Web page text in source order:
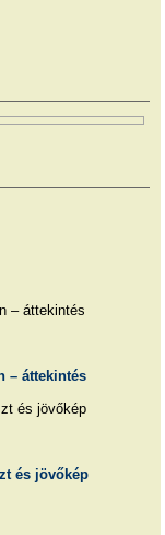
– áttekintés
és jövőkép